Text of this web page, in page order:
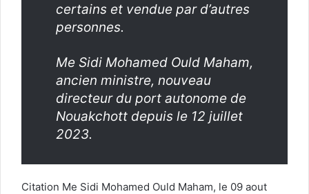
certains et vendue par d’autres
personnes.
Me Sidi Mohamed Ould Maham,
ancien ministre, nouveau
directeur du port autonome de
Nouakchott depuis le 12 juillet
2023.
Citation Me Sidi Mohamed Ould Maham, le 09 aout